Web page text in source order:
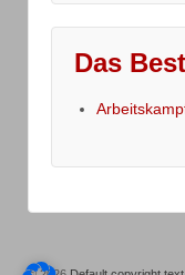
Das